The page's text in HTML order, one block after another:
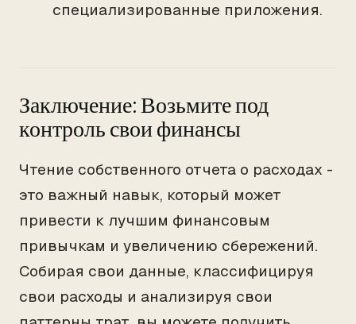
специализированные приложения.
Заключение: Возьмите под
контроль свои финансы
Чтение собственного отчета о расходах -
это важный навык, который может
привести к лучшим финансовым
привычкам и увеличению сбережений.
Собирая свои данные, классифицируя
свои расходы и анализируя свои